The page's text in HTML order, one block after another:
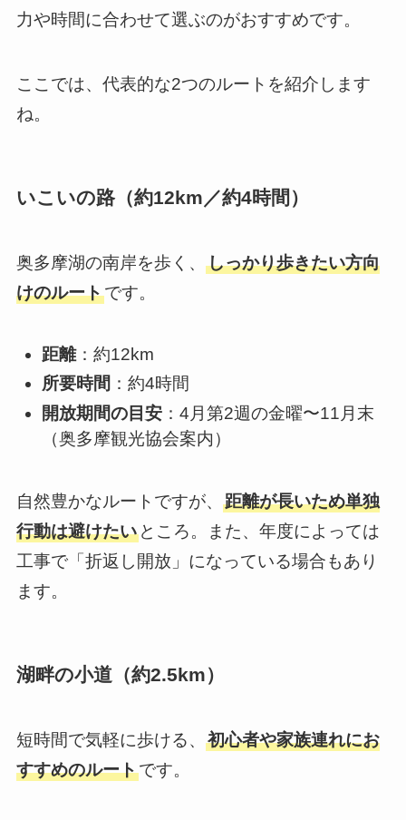
力や時間に合わせて選ぶのがおすすめです。
ここでは、代表的な2つのルートを紹介します
ね。
いこいの路（約12km／約4時間）
奥多摩湖の南岸を歩く、 しっかり歩きたい方向
けのルートです。
距離：約12km
所要時間 ：約4時間
開放期間の目安 ：4月第2週の金曜〜11月末
（奥多摩観光協会案内）
自然豊かなルートですが、 距離が長いため単独
行動は避けたいところ。また、年度によっては
工事で「折返し開放」になっている場合もあり
ます。
湖畔の小道（約2.5km）
短時間で気軽に歩ける、 初心者や家族連れにお
すすめのルートです。